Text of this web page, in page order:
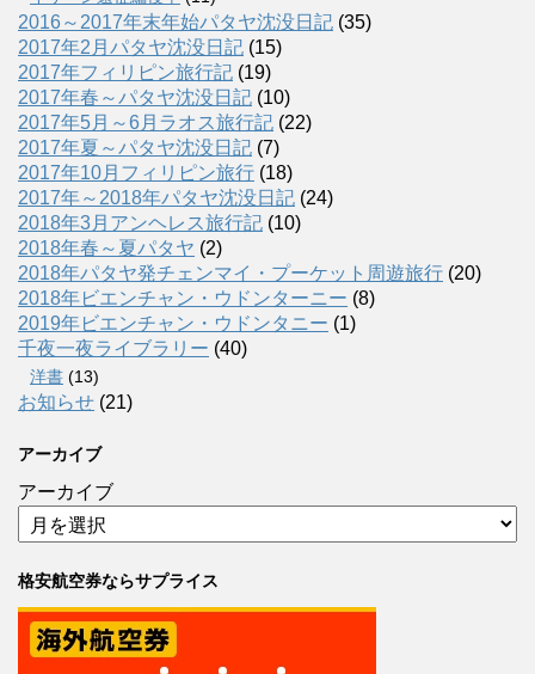
2016～2017年末年始パタヤ沈没日記 (35)
2017年2月パタヤ沈没日記 (15)
2017年フィリピン旅行記 (19)
2017年春～パタヤ沈没日記 (10)
2017年5月～6月ラオス旅行記 (22)
2017年夏～パタヤ沈没日記 (7)
2017年10月フィリピン旅行 (18)
2017年～2018年パタヤ沈没日記 (24)
2018年3月アンヘレス旅行記 (10)
2018年春～夏パタヤ (2)
2018年パタヤ発チェンマイ・プーケット周遊旅行 (20)
2018年ビエンチャン・ウドンターニー (8)
2019年ビエンチャン・ウドンタニー (1)
千夜一夜ライブラリー (40)
洋書 (13)
お知らせ (21)
アーカイブ
アーカイブ
格安航空券ならサプライス